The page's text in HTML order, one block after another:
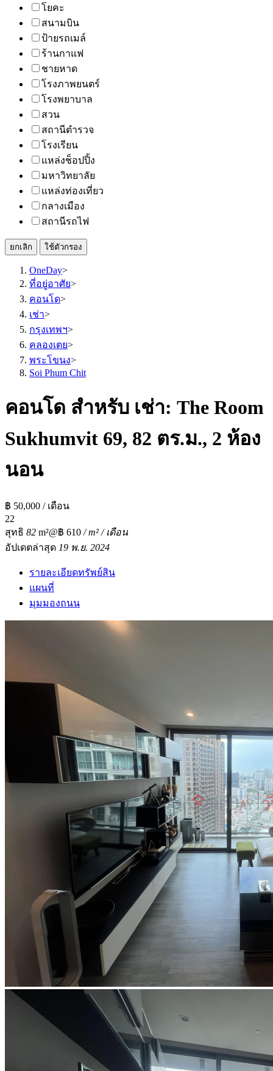
โยคะ
สนามบิน
ป้ายรถเมล์
ร้านกาแฟ
ชายหาด
โรงภาพยนตร์
โรงพยาบาล
สวน
สถานีตำรวจ
โรงเรียน
แหล่งช็อปปิ้ง
มหาวิทยาลัย
แหล่งท่องเที่ยว
กลางเมือง
สถานีรถไฟ
ยกเลิก ใช้ตัวกรอง
OneDay>
ที่อยู่อาศัย>
คอนโด>
เช่า>
กรุงเทพฯ>
คลองเตย>
พระโขนง>
Soi Phum Chit
คอนโด สำหรับ เช่า: The Room
Sukhumvit 69, 82 ตร.ม., 2 ห้อง
นอน
฿ 50,000 / เดือน
22
สุทธิ 82 m²@฿ 610 / m² / เดือน
อัปเดตล่าสุด 19 พ.ย. 2024
รายละเอียดทรัพย์สิน
แผนที่
มุมมองถนน